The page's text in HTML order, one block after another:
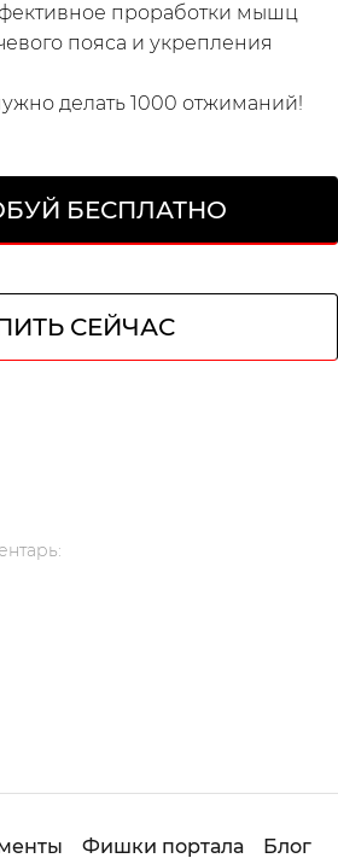
проработки мышц
пояса и укрепления
делать 1000 отжиманий!
БЕСПЛАТНО
СЕЙЧАС
:
Фишки портала Блог